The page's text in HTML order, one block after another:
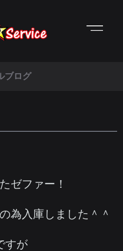
ブログ
ゼファー！
為入庫しました＾＾
すが